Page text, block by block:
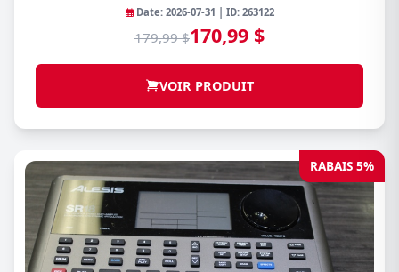
Date: 2026-07-31 | ID: 263122
179,99 $170,99 $
VOIR PRODUIT
RABAIS 5%